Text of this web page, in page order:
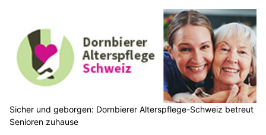
Sicher und geborgen: Dornbierer Alterspflege-Schweiz betreut
Senioren zuhause